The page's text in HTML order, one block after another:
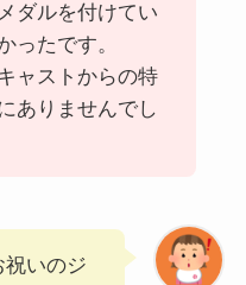
ダルを付けてい
ったです。
ャストからの特
ありませんでし
祝いのジ